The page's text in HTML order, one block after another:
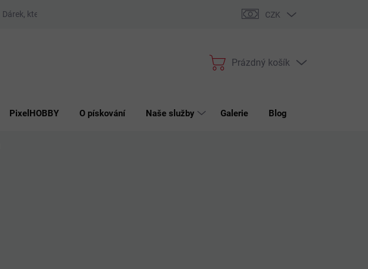
Dárek, který má smysl Podmínky ochrany osobních údajů
CZK
Nákupní
Prázdný košík
PixelHOBBY O pískování Naše služby Galerie Blog